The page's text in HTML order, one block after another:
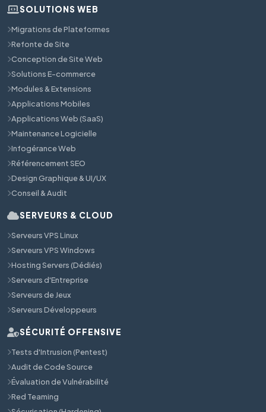
SOLUTIONS WEB
Migrations de Plateformes
Refonte de Site
Conception de Site Web
Solutions E-commerce
Modules & Extensions
Applications Mobiles
Applications Web (SaaS)
Maintenance Logicielle
Infogérance Web
Référencement SEO
Design Graphique & UI/UX
Conseil & Audit
SERVEURS & CLOUD
Serveurs VPS Linux
Serveurs VPS Windows
Hosting Servers (Dédiés)
Serveurs d'Entreprise
Serveurs de Jeux
Serveurs Développeurs
SÉCURITÉ OFFENSIVE
Tests d'Intrusion (Pentest)
Audit de Code Source
Évaluation de Vulnérabilité
Red Teaming